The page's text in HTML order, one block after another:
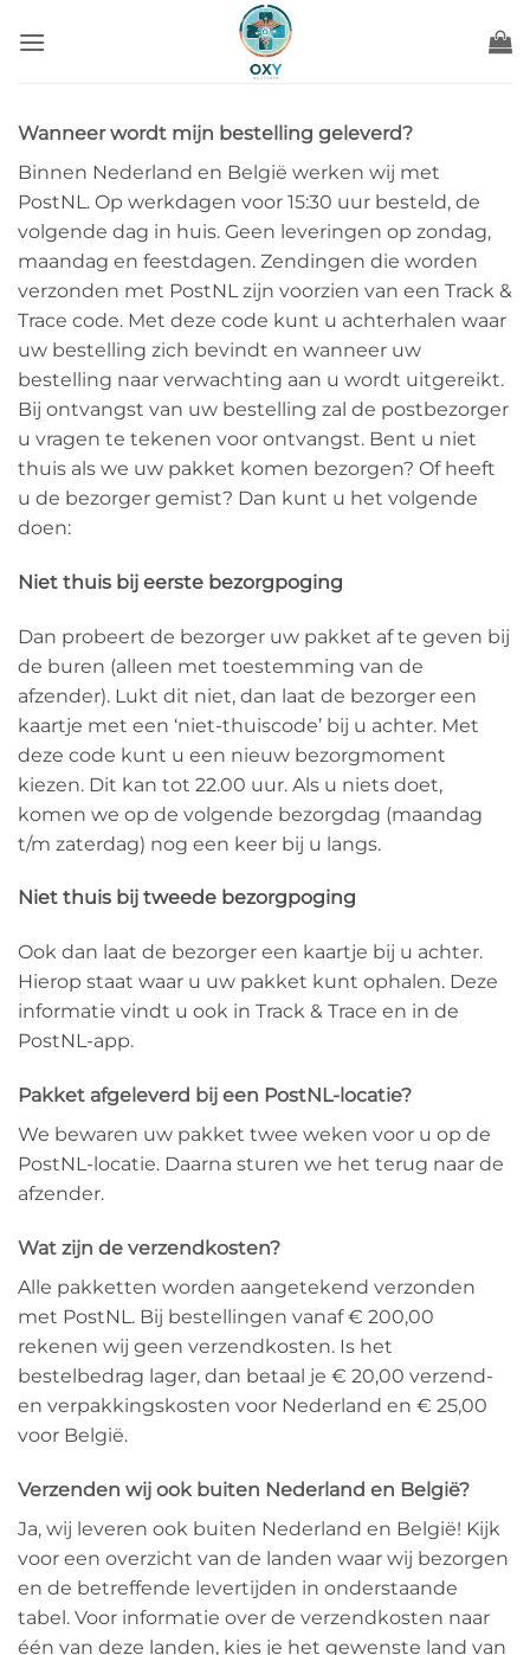
naar
Wanneer wordt mijn bestelling geleverd?
Binnen Nederland en België werken wij met
PostNL. Op werkdagen voor 15:30 uur besteld, de
volgende dag in huis. Geen leveringen op zondag,
maandag en feestdagen. Zendingen die worden
verzonden met PostNL zijn voorzien van een Track &
Trace code. Met deze code kunt u achterhalen waar
uw bestelling zich bevindt en wanneer uw
bestelling naar verwachting aan u wordt uitgereikt.
Bij ontvangst van uw bestelling zal de postbezorger
u vragen te tekenen voor ontvangst. Bent u niet
thuis als we uw pakket komen bezorgen? Of heeft
u de bezorger gemist? Dan kunt u het volgende
doen:
Niet thuis bij eerste bezorgpoging
Dan probeert de bezorger uw pakket af te geven bij
de buren (alleen met toestemming van de
afzender). Lukt dit niet, dan laat de bezorger een
kaartje met een ‘niet-thuiscode’ bij u achter. Met
deze code kunt u een nieuw bezorgmoment
kiezen. Dit kan tot 22.00 uur. Als u niets doet,
komen we op de volgende bezorgdag (maandag
t/m zaterdag) nog een keer bij u langs.
Niet thuis bij tweede bezorgpoging
Ook dan laat de bezorger een kaartje bij u achter.
Hierop staat waar u uw pakket kunt ophalen. Deze
informatie vindt u ook in Track & Trace en in de
PostNL-app.
Pakket afgeleverd bij een PostNL-locatie?
We bewaren uw pakket twee weken voor u op de
PostNL-locatie. Daarna sturen we het terug naar de
afzender.
Wat zijn de verzendkosten?
Alle pakketten worden aangetekend verzonden
met PostNL. Bij bestellingen vanaf € 200,00
rekenen wij geen verzendkosten. Is het
bestelbedrag lager, dan betaal je € 20,00 verzend-
en verpakkingskosten voor Nederland en € 25,00
voor België.
Verzenden wij ook buiten Nederland en België?
Ja, wij leveren ook buiten Nederland en België! Kijk
voor een overzicht van de landen waar wij bezorgen
en de betreffende levertijden in onderstaande
tabel. Voor informatie over de verzendkosten naar
één van deze landen, kies je het gewenste land van